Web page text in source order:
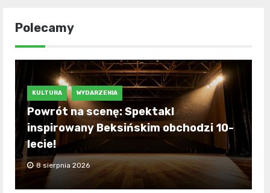
Polecamy
KULTURA WYDARZENIA
Powrót na scenę: Spektakl
inspirowany Beksińskim obchodzi 10-
lecie!
8 sierpnia 2026